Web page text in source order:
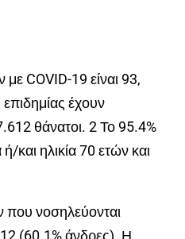
COVID-19 είναι 93,
έχουν
θάνατοι. 2 Το 95.4%
και ηλικία 70 ετών και
νοσηλεύονται
(60.1% άνδρες). Η